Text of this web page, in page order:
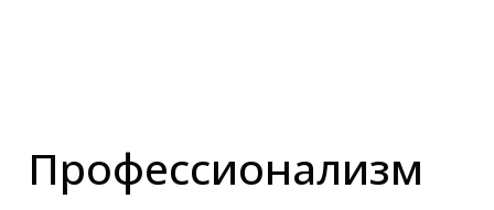
Профессионализм